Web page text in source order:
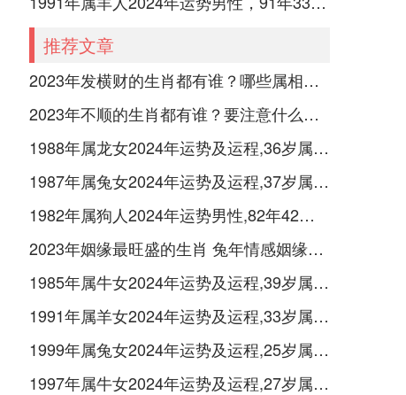
推荐文章
2023年发横财的生肖都有谁？哪些属相财运旺盛？
2023年不顺的生肖都有谁？要注意什么呢？
1988年属龙女2024年运势及运程,36岁属龙人2024全年每月运势女性如何
1987年属兔女2024年运势及运程,37岁属兔人2024全年每月运势女性如何
1982年属狗人2024年运势男性,82年42岁属狗男2024年每月运程怎么样
2023年姻缘最旺盛的生肖 兔年情感姻缘运比较旺的属相
1985年属牛女2024年运势及运程,39岁属牛人2024全年每月运势女性如何
1991年属羊女2024年运势及运程,33岁属羊人2024全年每月运势女性如何
1999年属兔女2024年运势及运程,25岁属兔人2024全年每月运势女性如何
1997年属牛女2024年运势及运程,27岁属牛人2024全年每月运势女性如何